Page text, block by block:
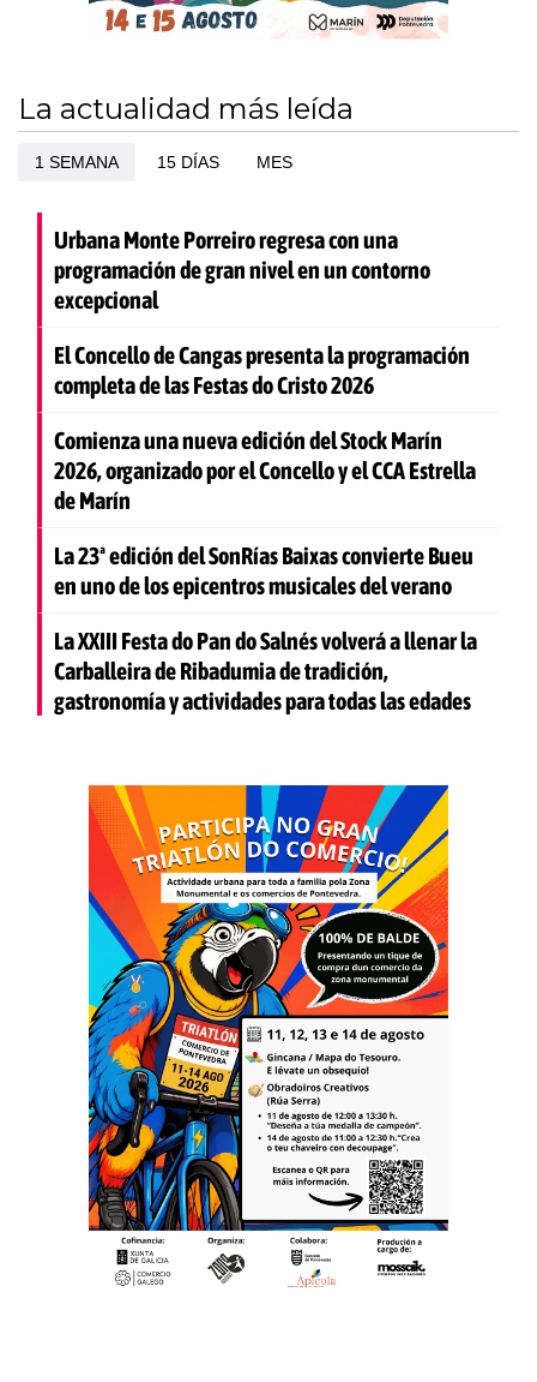
La actualidad más leída
1 SEMANA 15 DÍAS MES
Urbana Monte Porreiro regresa con una
programación de gran nivel en un contorno
excepcional
El Concello de Cangas presenta la programación
completa de las Festas do Cristo 2026
Comienza una nueva edición del Stock Marín
2026, organizado por el Concello y el CCA Estrella
de Marín
La 23ª edición del SonRías Baixas convierte Bueu
en uno de los epicentros musicales del verano
La XXIII Festa do Pan do Salnés volverá a llenar la
Carballeira de Ribadumia de tradición,
gastronomía y actividades para todas las edades